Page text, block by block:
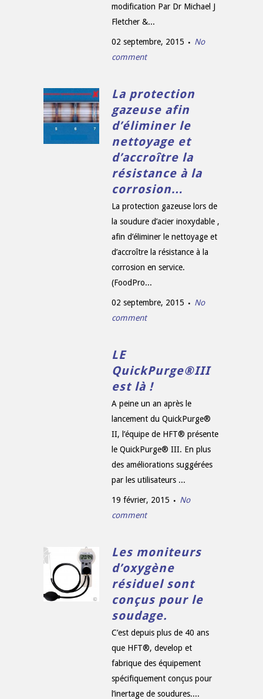
modification Par Dr Michael J
Fletcher &...
02 septembre, 2015
No
comment
La protection
gazeuse afin
d’éliminer le
nettoyage et
d’accroître la
résistance à la
corrosion…
La protection gazeuse lors de
la soudure d’acier inoxydable ,
afin d’éliminer le nettoyage et
d’accroître la résistance à la
corrosion en service.
(FoodPro...
02 septembre, 2015
No
comment
LE
QuickPurge®III
est là !
A peine un an après le
lancement du QuickPurge®
II, l’équipe de HFT® présente
le QuickPurge® III. En plus
des améliorations suggérées
par les utilisateurs ...
19 février, 2015
No
comment
Les moniteurs
d’oxygène
résiduel sont
conçus pour le
soudage.
C’est depuis plus de 40 ans
que HFT®, develop et
fabrique des équipement
spécifiquement conçus pour
l’inertage de soudures....